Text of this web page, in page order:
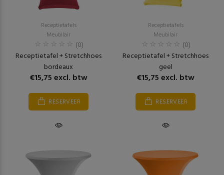
Receptietafels
Meubilair
(0)
Receptietafel + Stretchhoes
bordeaux
€15,75 excl. btw
RESERVEER
Receptietafels
Meubilair
(0)
Receptietafel + Stretchhoes
geel
€15,75 excl. btw
RESERVEER